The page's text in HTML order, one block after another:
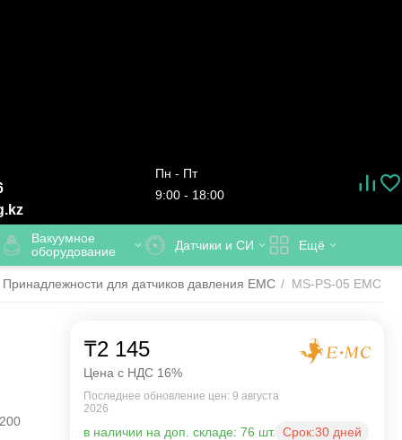
Пн - Пт
9:00 - 18:00
Вакуумное
оборудование
Датчики и СИ Ещё
Принадлежности для датчиков давления EMC / MS-PS-05 EMC -
₸2 145
Цена с НДС 16%
Последнее обновление цен: 9 августа
2026
в наличии на доп. складе: 76 шт. Срок:30 дней